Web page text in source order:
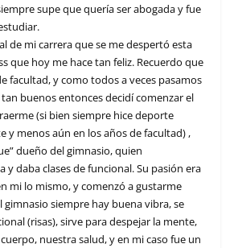
supe que quería ser abogada y fue
de mi carrera que se me despertó esta
que hoy me hace tan feliz. Recuerdo que
facultad, y como todos a veces pasamos
buenos entonces decidí comenzar el
(si bien siempre hice deporte
y menos aún en los años de facultad) ,
dueño del gimnasio, quien
y daba clases de funcional. Su pasión era
mi lo mismo, y comenzó a gustarme
gimnasio siempre hay buena vibra, se
(risas), sirve para despejar la mente,
nuestra salud, y en mi caso fue un